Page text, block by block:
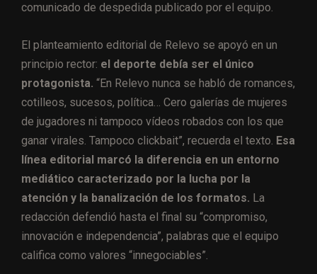
comunicado de despedida publicado por el equipo.
El planteamiento editorial de Relevo se apoyó en un
principio rector: el deporte debía ser el único
protagonista. “En Relevo nunca se habló de romances,
cotilleos, sucesos, política… Cero galerías de mujeres
de jugadores ni tampoco vídeos robados con los que
ganar virales. Tampoco clickbait”, recuerda el texto. Esa
línea editorial marcó la diferencia en un entorno
mediático caracterizado por la lucha por la
atención y la banalización de los formatos. La
redacción defendió hasta el final su “compromiso,
innovación e independencia”, palabras que el equipo
califica como valores “innegociables”.